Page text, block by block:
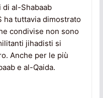
al-Shabaab
ha tuttavia dimostrato
condivise non sono
jihadisti si
Anche per le più
e al-Qaida.